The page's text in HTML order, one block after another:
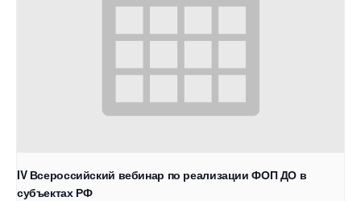
IV Всероссийский вебинар по реализации ФОП ДО в
субъектах РФ